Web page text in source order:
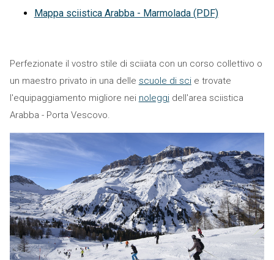
Mappa sciistica Arabba - Marmolada (PDF)
Perfezionate il vostro stile di sciiata con un corso collettivo o
un maestro privato in una delle scuole di scie trovate
l'equipaggiamento migliore nei noleggidell'area sciistica
Arabba - Porta Vescovo.